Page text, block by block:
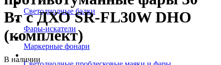
Светодиодные балки
Фары-искатели
Маркерные фонари
Вт с ДХО SR-FL30W DHO
(комплект)
В наличии